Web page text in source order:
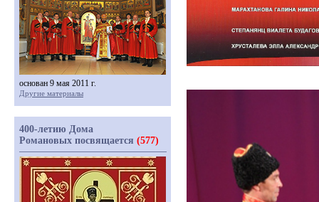
основан 9 мая 2011 г.
Другие материалы
400-летию Дома
Романовых посвящается (577)